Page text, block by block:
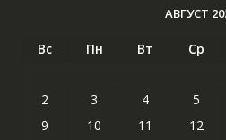
АВГУСТ
Вс Пн Вт Ср
2
3 4 5
9
10 11 12